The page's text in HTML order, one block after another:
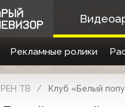
Рекламные ролики
РЕН ТВ Клуб «Белый